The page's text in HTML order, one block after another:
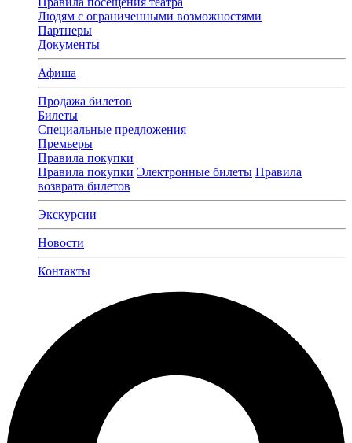
Людям с ограниченными возможностями
Партнеры
Документы
Афиша
Продажа билетов
Билеты
Специальные предложения
Премьеры
Правила покупки
Правила покупки Электронные билеты Правила
возврата билетов
Экскурсии
Новости
Контакты